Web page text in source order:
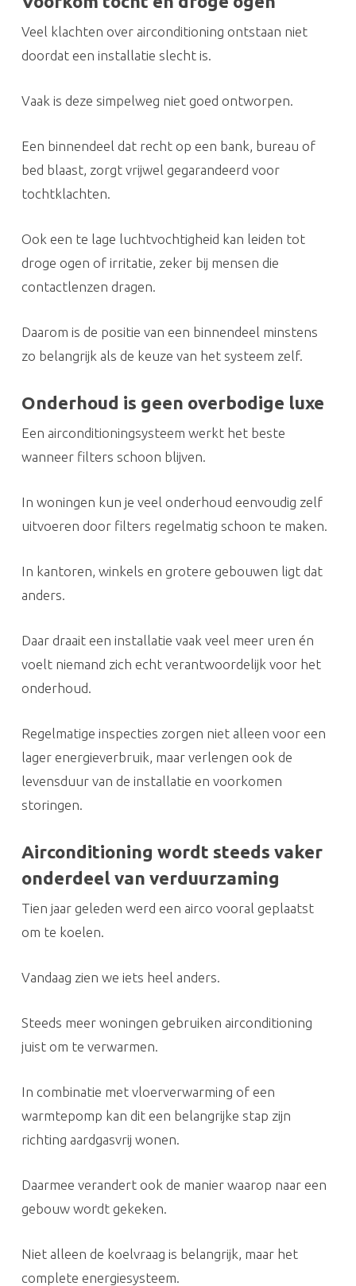
Veel klachten over airconditioning ontstaan niet
doordat een installatie slecht is.
Vaak is deze simpelweg niet goed ontworpen.
Een binnendeel dat recht op een bank, bureau of
bed blaast, zorgt vrijwel gegarandeerd voor
tochtklachten.
Ook een te lage luchtvochtigheid kan leiden tot
droge ogen of irritatie, zeker bij mensen die
contactlenzen dragen.
Daarom is de positie van een binnendeel minstens
zo belangrijk als de keuze van het systeem zelf.
Onderhoud is geen overbodige luxe
Een airconditioningsysteem werkt het beste
wanneer filters schoon blijven.
In woningen kun je veel onderhoud eenvoudig zelf
uitvoeren door filters regelmatig schoon te maken.
In kantoren, winkels en grotere gebouwen ligt dat
anders.
Daar draait een installatie vaak veel meer uren én
voelt niemand zich echt verantwoordelijk voor het
onderhoud.
Regelmatige inspecties zorgen niet alleen voor een
lager energieverbruik, maar verlengen ook de
levensduur van de installatie en voorkomen
storingen.
Airconditioning wordt steeds vaker
onderdeel van verduurzaming
Tien jaar geleden werd een airco vooral geplaatst
om te koelen.
Vandaag zien we iets heel anders.
Steeds meer woningen gebruiken airconditioning
juist om te verwarmen.
In combinatie met vloerverwarming of een
warmtepomp kan dit een belangrijke stap zijn
richting aardgasvrij wonen.
Daarmee verandert ook de manier waarop naar een
gebouw wordt gekeken.
Niet alleen de koelvraag is belangrijk, maar het
complete energiesysteem.